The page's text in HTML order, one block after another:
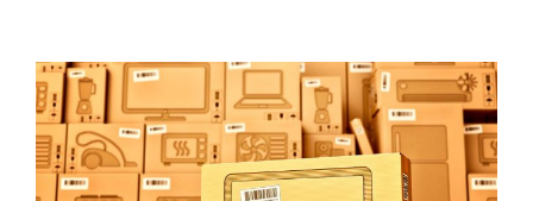
NECESIDAD DE REACTIVAR LA
INDUSTRIA